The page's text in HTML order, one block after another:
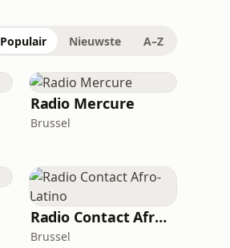
Populair Nieuwste A–Z
Radio Mercure
Brussel
Radio Contact Afro-Latino
Brussel